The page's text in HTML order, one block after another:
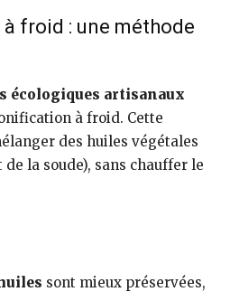
froid : une méthode
écologiques artisanaux
à froid. Cette
des huiles végétales
de la soude), sans chauffer le
sont mieux préservées,